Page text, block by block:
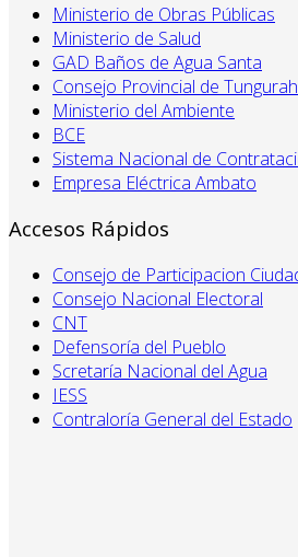
Ministerio de Obras Públicas
Ministerio de Salud
GAD Baños de Agua Santa
Consejo Provincial de
Ministerio del Ambiente
BCE
Sistema Nacional de
Empresa Eléctrica Ambato
Accesos Rápidos
Consejo de Participacion
Consejo Nacional Electoral
CNT
Defensoría del Pueblo
Scretaría Nacional del Agua
IESS
Contraloría General del Estado